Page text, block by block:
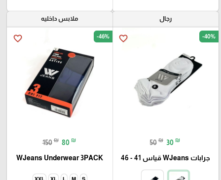
رجال
favorite_border -40%
50 ₪ 30 ₪
جرابات WJeans قياس 41 - 46
ملابس داخليه
favorite_border -46%
150 ₪ 80 ₪
WJeans Underwear 3PACK
S
M
L
XL
XXL